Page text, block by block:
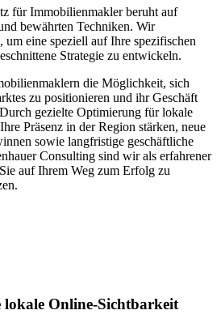
für Immobilienmakler beruht auf
bewährten Techniken. Wir
eine speziell auf Ihre spezifischen
Strategie zu entwickeln.
die Möglichkeit, sich
zu positionieren und ihr Geschäft
gezielte Optimierung für lokale
Präsenz in der Region stärken, neue
sowie langfristige geschäftliche
Consulting sind wir als erfahrener
auf Ihrem Weg zum Erfolg zu
Online-Sichtbarkeit